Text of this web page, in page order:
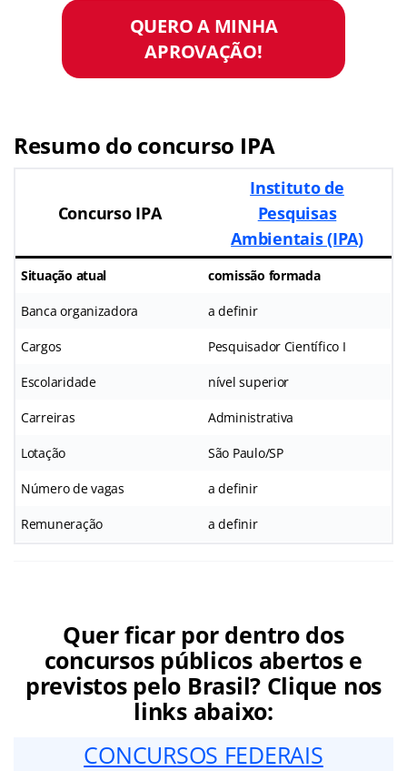
QUERO A MINHA
APROVAÇÃO!
Resumo do concurso IPA
Concurso IPA
Instituto de
Pesquisas
Ambientais (IPA)
Situação atual comissão formada
Banca organizadora a definir
Cargos Pesquisador Científico I
Escolaridade nível superior
Carreiras Administrativa
Lotação São Paulo/SP
Número de vagas a definir
Remuneração a definir
Quer ficar por dentro dos
concursos públicos abertos e
previstos pelo Brasil? Clique nos
links abaixo:
CONCURSOS FEDERAIS